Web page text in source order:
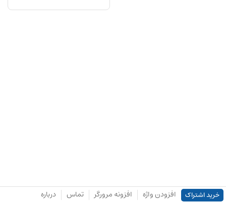
خرید اشتراک افزودن واژه افزونه مرورگر تماس درباره